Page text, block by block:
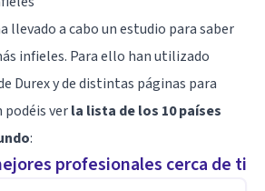
llevado a cabo un estudio para saber
infieles. Para ello han utilizado
Durex y de distintas páginas para
podéis verla lista de los 10 países
:
profesionales cerca de ti